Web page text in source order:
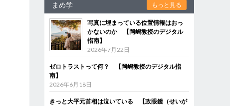
まめ学 もっと見る
写真に埋まっている位置情報はおっ
かないのか 【岡嶋教授のデジタル
指南】
2026年7月22日
ゼロトラストって何？ 【岡嶋教授のデジタル指
南】
2026年6月18日
きっと大平元首相は泣いている 【政眼鏡（せいが